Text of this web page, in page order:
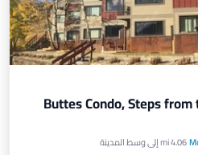
Buttes Condo, Steps
4.06 mi إلى وسط المدينةموقف سيارات